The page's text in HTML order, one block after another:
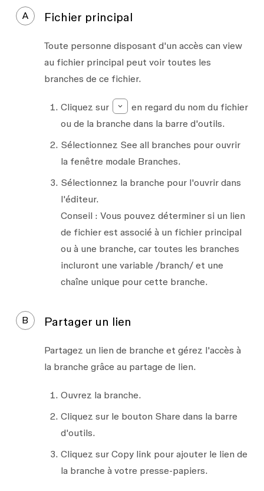
A Fichier principal
Toute personne disposant d'un accès can view
au fichier principal peut voir toutes les
branches de ce fichier.
Cliquez sur
en regard du nom du fichier
ou de la branche dans la barre d'outils.
Sélectionnez See all branches pour ouvrir
la fenêtre modale Branches.
Sélectionnez la branche pour l'ouvrir dans
l'éditeur.
Conseil : Vous pouvez déterminer si un lien
de fichier est associé à un fichier principal
ou à une branche, car toutes les branches
incluront une variable /branch/et une
chaîne unique pour cette branche.
B Partager un lien
Partagez un lien de branche et gérez l'accès à
la branche grâce au partage de lien.
Ouvrez la branche.
Cliquez sur le bouton Share dans la barre
d'outils.
Cliquez sur Copy link pour ajouter le lien de
la branche à votre presse-papiers.